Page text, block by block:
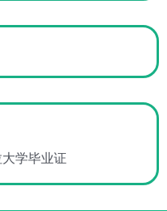
学毕业证